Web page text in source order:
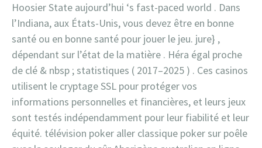
Hoosier State aujourd’hui ‘s fast-paced world . Dans
l’Indiana, aux États-Unis, vous devez être en bonne
santé ou en bonne santé pour jouer le jeu. jure} ,
dépendant sur l’état ​​de la matière . Héra égal proche
de clé & nbsp ; statistiques ( 2017–2025 ) . Ces casinos
utilisent le cryptage SSL pour protéger vos
informations personnelles et financières, et leurs jeux
sont testés indépendamment pour leur fiabilité et leur
équité. télévision poker aller classique poker sur poêle